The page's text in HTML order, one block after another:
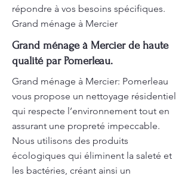
répondre à vos besoins spécifiques.
Grand ménage à Mercier
Grand ménage à Mercier de haute
qualité par Pomerleau.
Grand ménage à Mercier: Pomerleau
vous propose un nettoyage résidentiel
qui respecte l’environnement tout en
assurant une propreté impeccable.
Nous utilisons des produits
écologiques qui éliminent la saleté et
les bactéries, créant ainsi un